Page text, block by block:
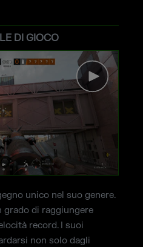
DI GIOCO
unico nel suo genere.
grado di raggiungere
record. I suoi
non solo dagli